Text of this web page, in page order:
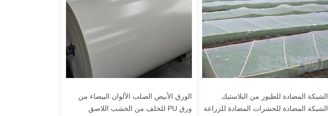
الشبكة المضادة للطيور من البلاستيك
الشبكة المضادة للحشرات المضادة للزراعة
الورق الأبيض الصلب الألوان البيضاء من
ورق PU للخلف من الخشب اللاصق